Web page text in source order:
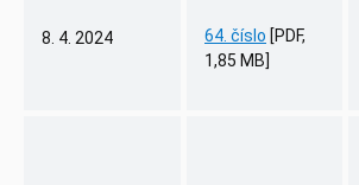
8. 4. 2024 64. číslo [PDF,
1,85 MB]